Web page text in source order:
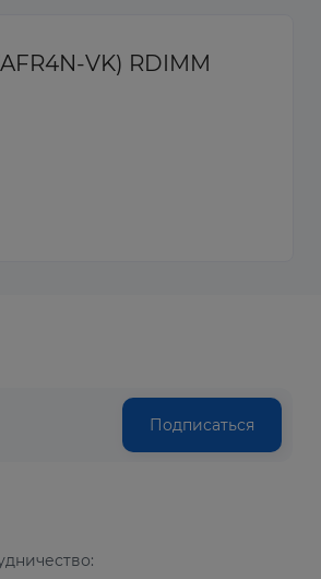
VK) RDIMM
Подписаться